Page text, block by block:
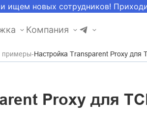
ищем новых сотрудников!
Компания
примеры Настройка Transparent Proxy для
Proxy для